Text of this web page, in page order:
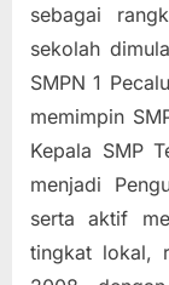
sebagai
sekolah
SMPN 1
memimpin
Kepala SMP
menjadi
serta aktif
tingkat lokal,